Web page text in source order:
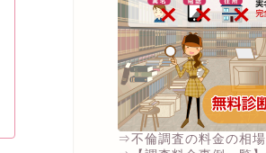
⇒不倫調査の料金の相場